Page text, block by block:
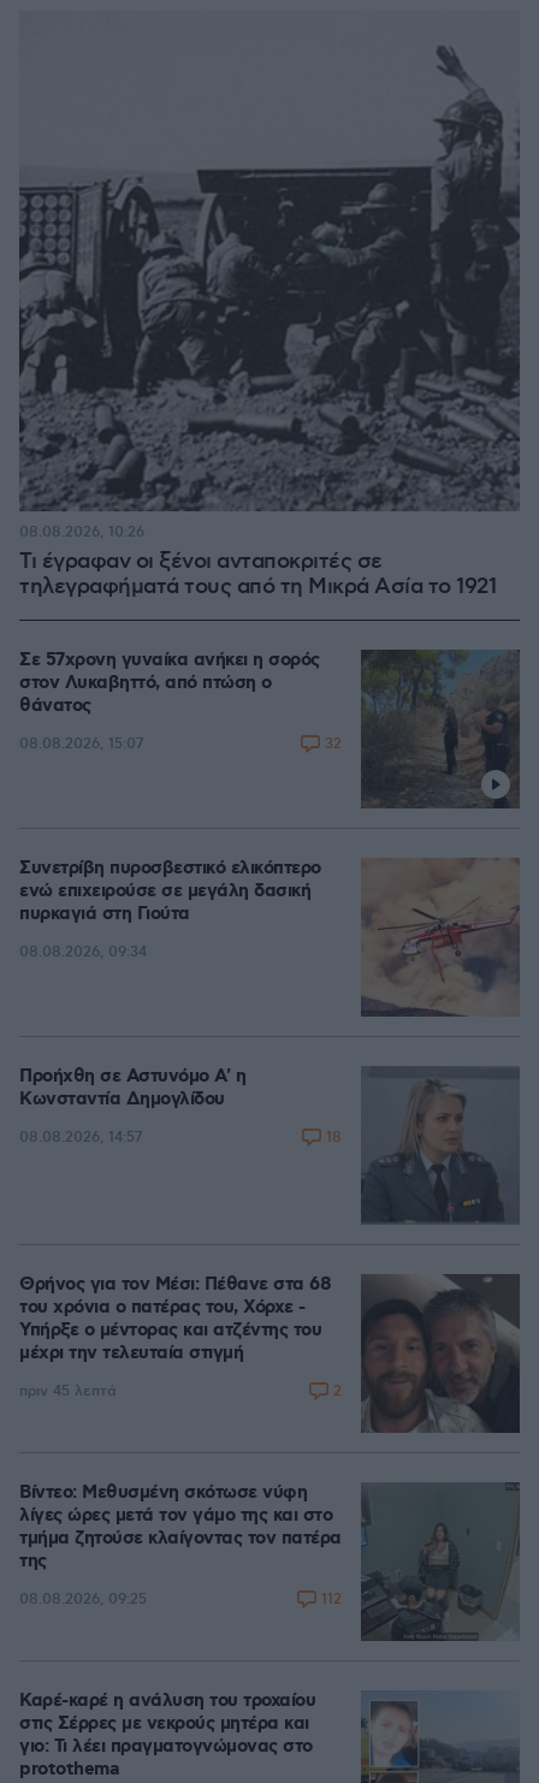
Τι έγραφαν οι ξένοι ανταποκριτές σε
τηλεγραφήματά τους από τη Μικρά Ασία το 1921
08.08.2026, 10:26
Σε 57χρονη γυναίκα ανήκει η σορός
στον Λυκαβηττό, από πτώση ο
θάνατος
08.08.2026, 15:07 32
Συνετρίβη πυροσβεστικό ελικόπτερο
ενώ επιχειρούσε σε μεγάλη δασική
πυρκαγιά στη Γιούτα
08.08.2026, 09:34
Προήχθη σε Αστυνόμο Α' η
Κωνσταντία Δημογλίδου
08.08.2026, 14:57 18
Θρήνος για τον Μέσι: Πέθανε στα 68
του χρόνια ο πατέρας του, Χόρχε -
Υπήρξε ο μέντορας και ατζέντης του
μέχρι την τελευταία στιγμή
πριν 45 λεπτά 2
Βίντεο: Μεθυσμένη σκότωσε νύφη
λίγες ώρες μετά τον γάμο της και στο
τμήμα ζητούσε κλαίγοντας τον πατέρα
της
08.08.2026, 09:25 112
Καρέ-καρέ η ανάλυση του τροχαίου
στις Σέρρες με νεκρούς μητέρα και
γιο: Τι λέει πραγματογνώμονας στο
protothema